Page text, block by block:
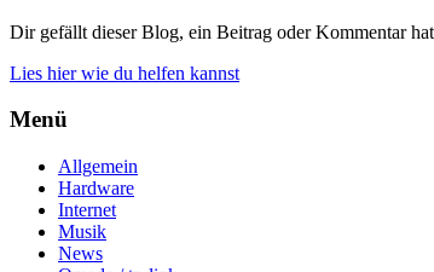
Dir gefällt dieser Blog, ein Beitrag oder Kommentar
Lies hier wie du helfen kannst
Menü
Allgemein
Hardware
Internet
Musik
News